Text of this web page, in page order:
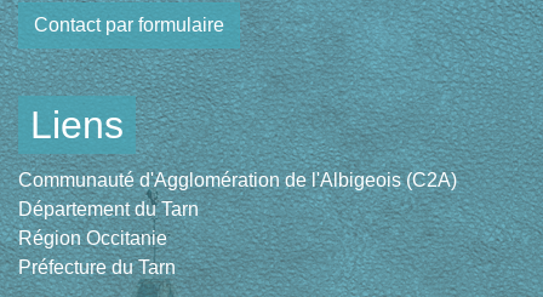
Contact par formulaire
Liens
Communauté d'Agglomération de l'Albigeois (C2A)
Département du Tarn
Région Occitanie
Préfecture du Tarn